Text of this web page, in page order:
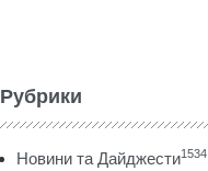
Рубрики
Новини та Дайджести1534